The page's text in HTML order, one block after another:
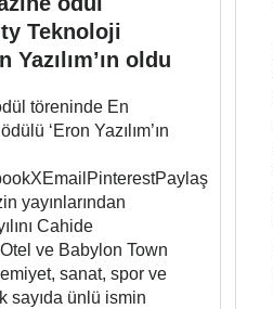
Teknoloji
Yazılım’ın oldu
töreninde En
‘Eron Yazılım’ın
yayınlarından
Cahide
ve Babylon Town
sanat, spor ve
sayıda ünlü ismin